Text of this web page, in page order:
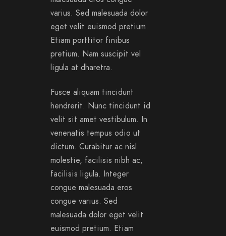
varius. Sed malesuada dolor
eget velit euismod pretium.
Etiam porttitor finibus
pretium. Nam suscipit vel
ligula at dharetra.
Fusce aliquam tincidunt
hendrerit. Nunc tincidunt id
velit sit amet vestibulum. In
venenatis tempus odio ut
dictum. Curabitur ac nisl
molestie, facilisis nibh ac,
facilisis ligula. Integer
congue malesuada eros
congue varius. Sed
malesuada dolor eget velit
euismod pretium. Etiam